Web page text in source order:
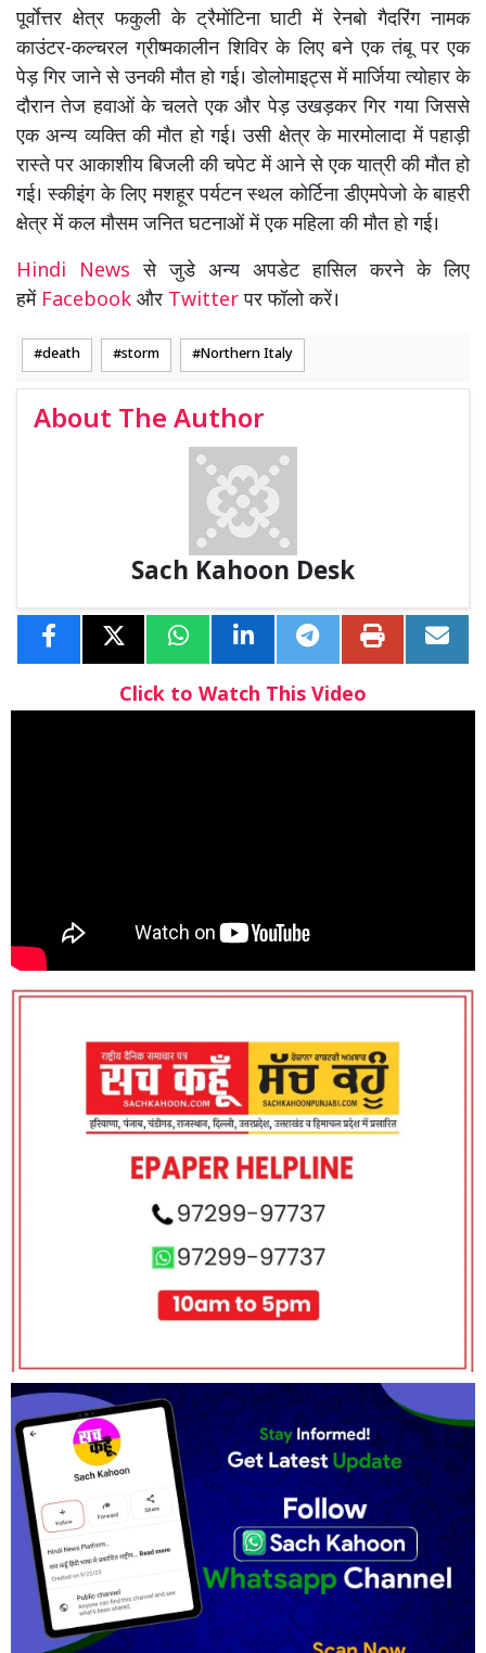
पूर्वाेत्तर क्षेत्र फकुली के ट्रैमोंटिना घाटी में रेनबो गैदरिंग नामक
काउंटर-कल्चरल ग्रीष्मकालीन शिविर के लिए बने एक तंबू पर एक
पेड़ गिर जाने से उनकी मौत हो गई। डोलोमाइट्स में मार्जिया त्योहार के
दौरान तेज हवाओं के चलते एक और पेड़ उखड़कर गिर गया जिससे
एक अन्य व्यक्ति की मौत हो गई। उसी क्षेत्र के मारमोलादा में पहाड़ी
रास्ते पर आकाशीय बिजली की चपेट में आने से एक यात्री की मौत हो
गई। स्कीइंग के लिए मशहूर पर्यटन स्थल कोर्टिना डीएमपेजो के बाहरी
क्षेत्र में कल मौसम जनित घटनाओं में एक महिला की मौत हो गई।
Hindi Newsसे जुडे अन्य अपडेट हासिल करने के लिए
हमें Facebook और Twitterपर फॉलो करें।
death storm Northern Italy
About The Author
Sach Kahoon Desk
Click to Watch This Video